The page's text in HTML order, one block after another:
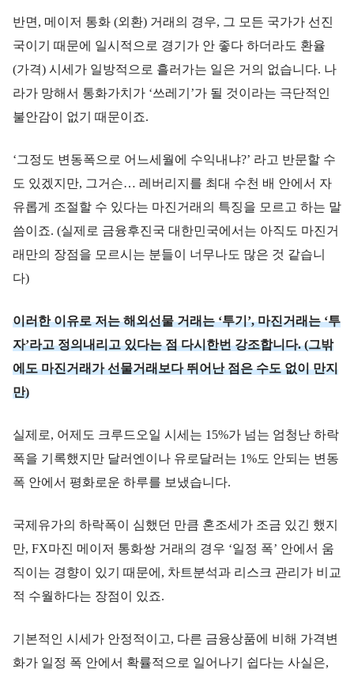
반면, 메이저 통화 (외환) 거래의 경우, 그 모든 국가가 선진
국이기 때문에 일시적으로 경기가 안 좋다 하더라도 환율
(가격) 시세가 일방적으로 흘러가는 일은 거의 없습니다. 나
라가 망해서 통화가치가 ‘쓰레기’가 될 것이라는 극단적인
불안감이 없기 때문이죠.
‘그정도 변동폭으로 어느세월에 수익내냐?’ 라고 반문할 수
도 있겠지만, 그거슨… 레버리지를 최대 수천 배 안에서 자
유롭게 조절할 수 있다는 마진거래의 특징을 모르고 하는 말
씀이죠. (실제로 금융후진국 대한민국에서는 아직도 마진거
래만의 장점을 모르시는 분들이 너무나도 많은 것 같습니
다)
이러한 이유로 저는 해외선물 거래는 ‘투기’, 마진거래는 ‘투
자’라고 정의내리고 있다는 점 다시한번 강조합니다. (그밖
에도 마진거래가 선물거래보다 뛰어난 점은 수도 없이 만지
만)
실제로, 어제도 크루드오일 시세는 15%가 넘는 엄청난 하락
폭을 기록했지만 달러엔이나 유로달러는 1%도 안되는 변동
폭 안에서 평화로운 하루를 보냈습니다.
국제유가의 하락폭이 심했던 만큼 혼조세가 조금 있긴 했지
만, FX마진 메이저 통화쌍 거래의 경우 ‘일정 폭’ 안에서 움
직이는 경향이 있기 때문에, 차트분석과 리스크 관리가 비교
적 수월하다는 장점이 있죠.
기본적인 시세가 안정적이고, 다른 금융상품에 비해 가격변
화가 일정 폭 안에서 확률적으로 일어나기 쉽다는 사실은,